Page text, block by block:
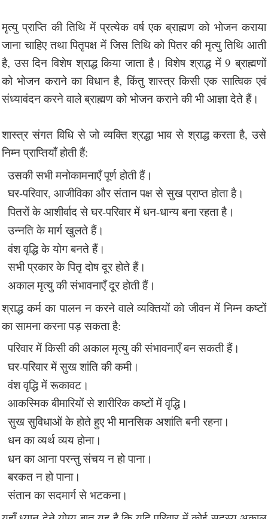
मृत्यु प्राप्ति की तिथि में प्रत्येक वर्ष एक ब्राह्मण को भोजन कराया
जाना चाहिए तथा पितृपक्ष में जिस तिथि को पितर की मृत्यु तिथि आती
है, उस दिन विशेष श्राद्ध किया जाता है। विशेष श्राद्ध में 9 ब्राह्मणों
को भोजन कराने का विधान है, किंतु शास्त्र किसी एक सात्विक एवं
संध्यावंदन करने वाले ब्राह्मण को भोजन कराने की भी आज्ञा देते हैं।
शास्त्र संगत विधि से जो व्यक्ति श्रद्धा भाव से श्राद्ध करता है, उसे
निम्न प्राप्तियाँ होती हैं:
उसकी सभी मनोकामनाएँ पूर्ण होती हैं।
घर-परिवार, आजीविका और संतान पक्ष से सुख प्राप्त होता है।
पितरों के आशीर्वाद से घर-परिवार में धन-धान्य बना रहता है।
उन्नति के मार्ग खुलते हैं।
वंश वृद्धि के योग बनते हैं।
सभी प्रकार के पितृ दोष दूर होते हैं।
अकाल मृत्यु की संभावनाएँ दूर होती हैं।
श्राद्ध कर्म का पालन न करने वाले व्यक्तियों को जीवन में निम्न कष्टों
का सामना करना पड़ सकता है:
परिवार में किसी की अकाल मृत्यु की संभावनाएँ बन सकती हैं।
घर-परिवार में सुख शांति की कमी।
वंश वृद्धि में रूकावट।
आकस्मिक बीमारियों से शारीरिक कष्टों में वृद्धि।
सुख सुविधाओं के होते हुए भी मानसिक अशांति बनी रहना।
धन का व्यर्थ व्यय होना।
धन का आना परन्तु संचय न हो पाना।
बरकत न हो पाना।
संतान का सदमार्ग से भटकना।